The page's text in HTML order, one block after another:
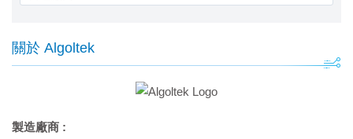
關於 Algoltek
製造廠商 :